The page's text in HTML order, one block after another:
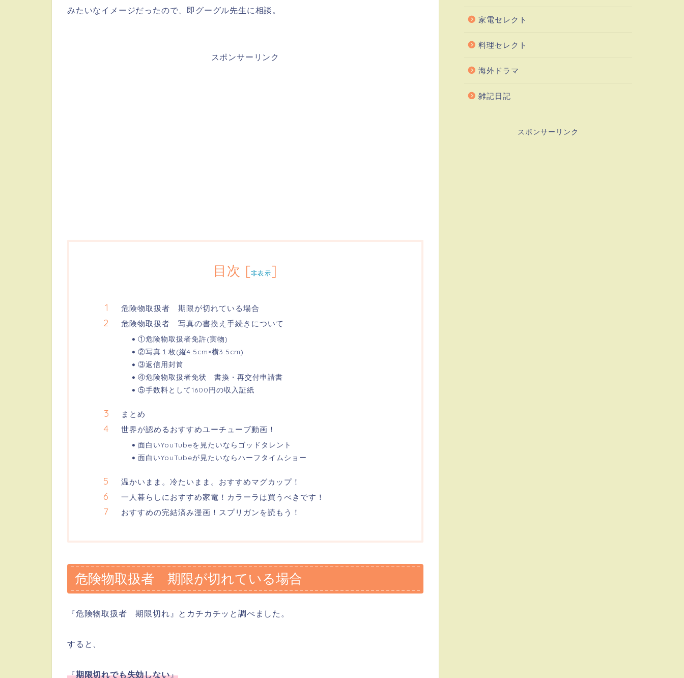
みたいなイメージだったので、即グーグル先生に相談。
スポンサーリンク
目次 [非表示]
危険物取扱者 期限が切れている場合
危険物取扱者 写真の書換え手続きについて
①危険物取扱者免許(実物)
②写真１枚(縦4.5cm×横3.5cm)
③返信用封筒
④危険物取扱者免状 書換・再交付申請書
⑤手数料として1600円の収入証紙
まとめ
世界が認めるおすすめユーチューブ動画！
面白いYouTubeを見たいならゴッドタレント
面白いYouTubeが見たいならハーフタイムショー
温かいまま。冷たいまま。おすすめマグカップ！
一人暮らしにおすすめ家電！カラーラは買うべきです！
おすすめの完結済み漫画！スプリガンを読もう！
危険物取扱者 期限が切れている場合
『危険物取扱者 期限切れ』とカチカチッと調べました。
すると、
『期限切れでも失効しない』
家電セレクト
料理セレクト
海外ドラマ
雑記日記
スポンサーリンク